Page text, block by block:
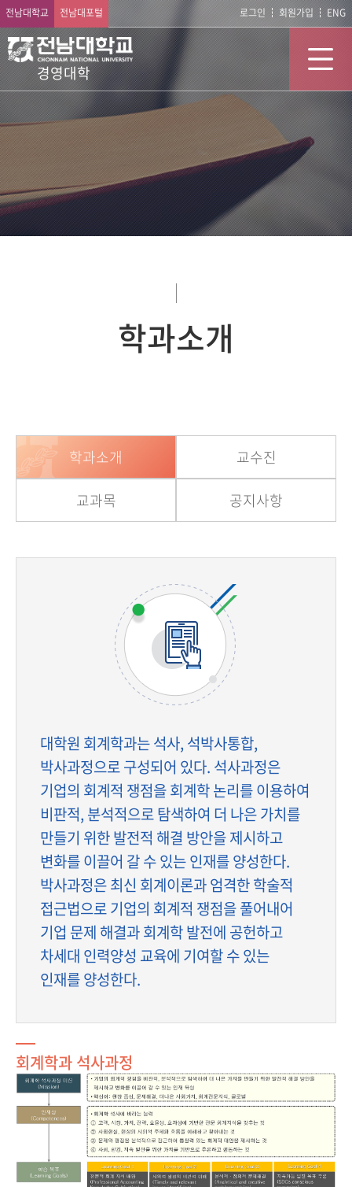
전남대학교 전남대포털 로그인 회원가입 ENG
경영대학
학과소개
학과소개 교수진
교과목 공지사항
대학원 회계학과는 석사, 석박사통합,
박사과정으로 구성되어 있다. 석사과정은
기업의 회계적 쟁점을 회계학 논리를 이용하여
비판적, 분석적으로 탐색하여 더 나은 가치를
만들기 위한 발전적 해결 방안을 제시하고
변화를 이끌어 갈 수 있는 인재를 양성한다.
박사과정은 최신 회계이론과 엄격한 학술적
접근법으로 기업의 회계적 쟁점을 풀어내어
기업 문제 해결과 회계학 발전에 공헌하고
차세대 인력양성 교육에 기여할 수 있는
인재를 양성한다.
회계학과 석사과정